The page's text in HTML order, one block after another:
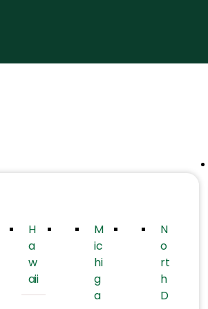
H
a
w
aii
M
ic
hi
g
a
N
o
rt
h
D